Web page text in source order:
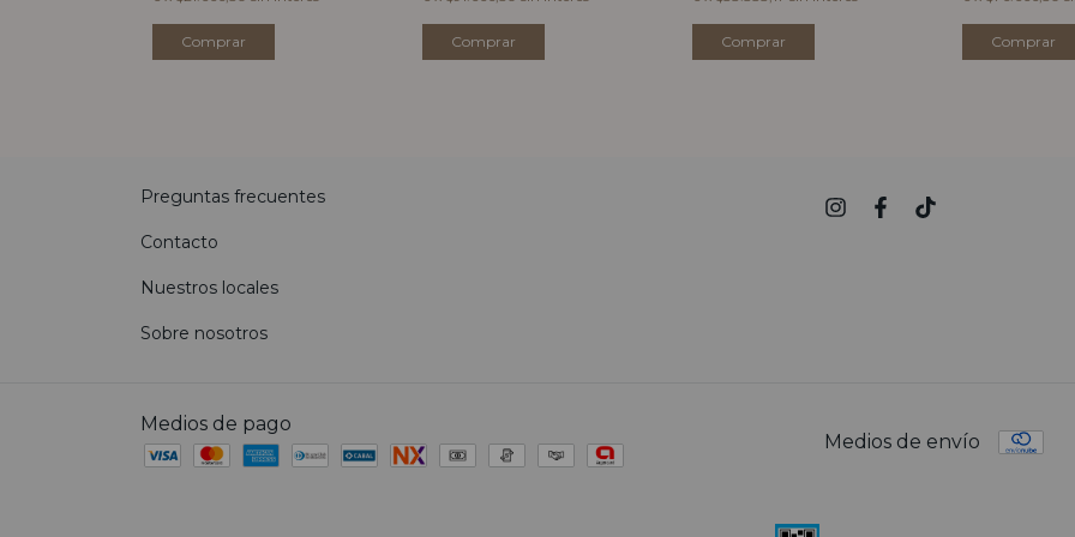
Preguntas frecuentes
Contacto
Nuestros locales
Sobre nosotros
Medios de pago
Medios de envío